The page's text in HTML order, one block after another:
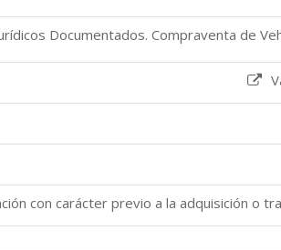
Documentados. Compraventa de